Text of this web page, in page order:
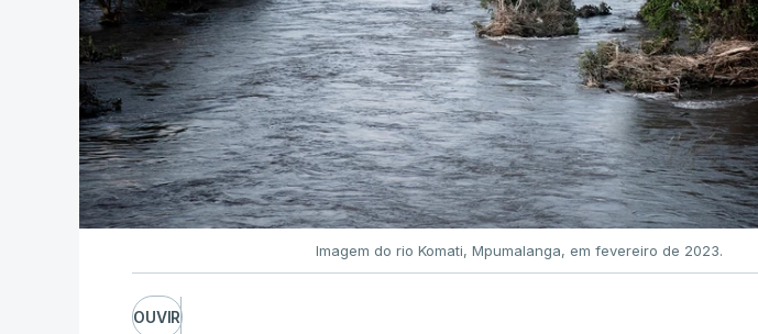
Imagem do rio Komati, Mpumalanga, em fevereiro de 2023.
OUVIR